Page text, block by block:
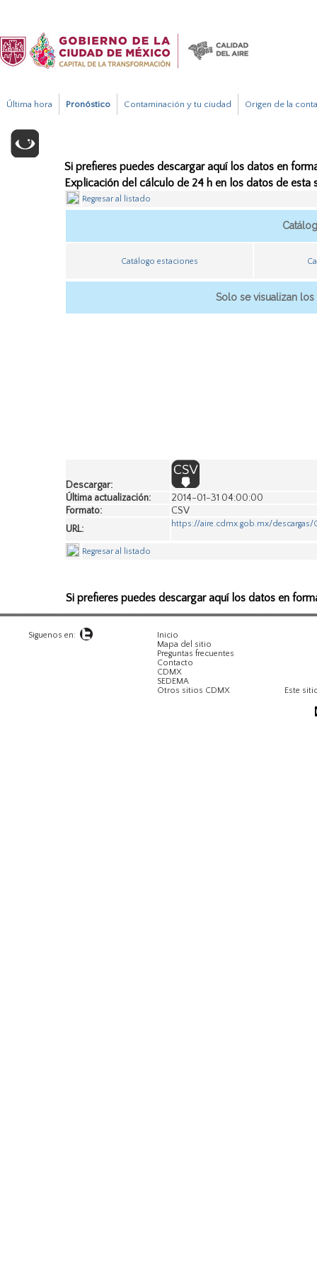
Última hora Pronóstico Contaminación y tu ciudad Origen de la
Si prefieres puedes descargar aquí los datos en
Explicación del cálculo de 24 h en los datos de esta
Regresar al listado
Catálogo estaciones
Solo se visualizan
Descargar:
Última actualización:
2014-01-31 04:00:00
Formato:
CSV
URL:
https://aire.cdmx.gob.mx/
Regresar al listado
Si prefieres puedes descargar aquí los datos en
Siguenos en:
Inicio
Mapa del sitio
Preguntas frecuentes
Contacto
CDMX
SEDEMA
Otros sitios CDMX
Este